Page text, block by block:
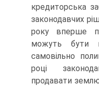
кредиторська
законодавчих
року вперше
можуть бути
самовільно
році
продавати